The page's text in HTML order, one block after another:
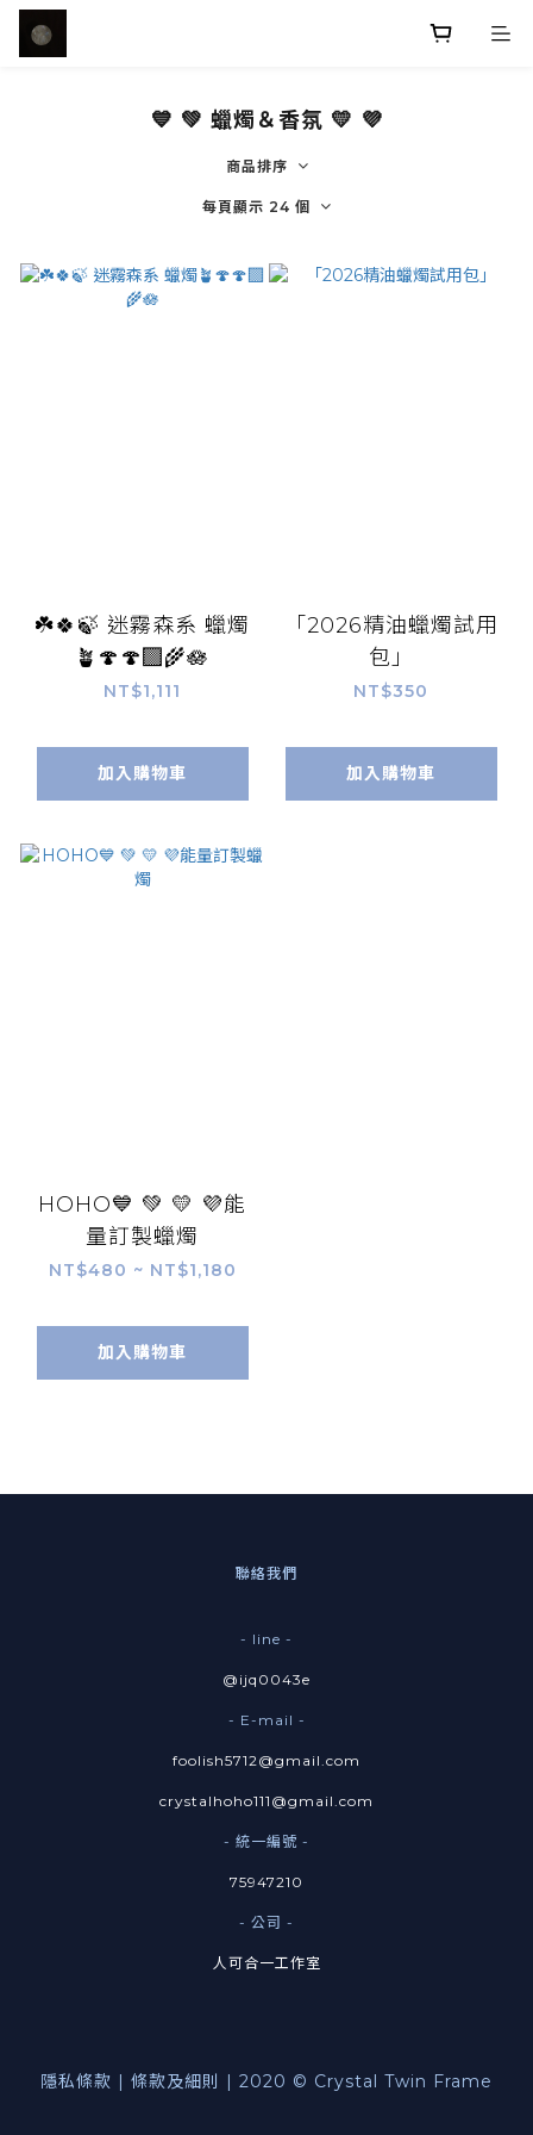
💙 💚 蠟燭＆香氛 💛 💜
商品排序
每頁顯示 24 個
☘️🍀🍃 迷霧森系 蠟燭
🪴🍄🍄‍🟫🌾🪷
NT$1,111
加入購物車
「2026精油蠟燭試用
包」
NT$350
加入購物車
HOHO💙 💚 💛 💜能
量訂製蠟燭
NT$480 ~ NT$1,180
加入購物車
聯絡我們
- line -
@ijq0043e
- E-mail -
foolish5712@gmail.com
crystalhoho111@gmail.com
- 統一編號 -
75947210
- 公司 -
人可合一工作室
隱私條款 | 條款及細則 | 2020 © Crystal Twin Frame